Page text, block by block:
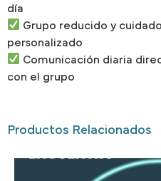
día
Grupo reducido y
personalizado
Comunicación diaria
con el grupo
Productos Relacionados